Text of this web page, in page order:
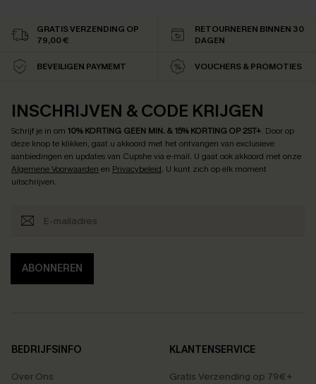
GRATIS VERZENDING OP
79,00 €
RETOURNEREN BINNEN 30
DAGEN
BEVEILIGEN PAYMEMT VOUCHERS & PROMOTIES
INSCHRIJVEN & CODE KRIJGEN
Schrijf je in om 10% KORTING GEEN MIN. & 15% KORTING OP 2ST+. Door op
deze knop te klikken, gaat u akkoord met het ontvangen van exclusieve
aanbiedingen en updates van Cupshe via e-mail. U gaat ook akkoord met onze
Algemene Voorwaarden en Privacybeleid. U kunt zich op elk moment
uitschrijven.
ABONNEREN
BEDRIJFSINFO
Over Ons
KLANTENSERVICE
Gratis Verzending op 79€+